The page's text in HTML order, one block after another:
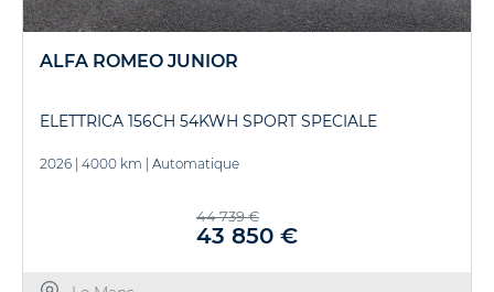
ALFA ROMEO JUNIOR
ELETTRICA 156CH 54KWH SPORT SPECIALE
2026 | 4000 km | Automatique
44 739 €
43 850 €